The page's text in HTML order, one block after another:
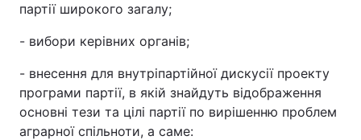
партії широкого загалу;
- вибори керівних органів;
- внесення для внутріпартійної дискусії проекту
програми партії, в якій знайдуть відображення
основні тези та цілі партії по вирішенню проблем
аграрної спільноти, а саме: